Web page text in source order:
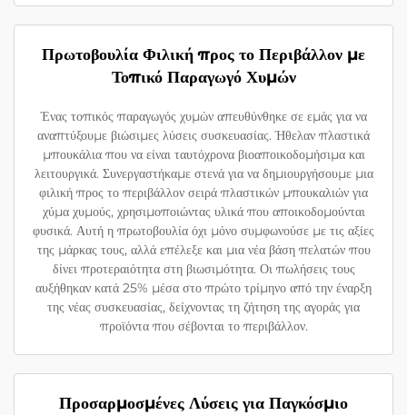
Πρωτοβουλία Φιλική προς το Περιβάλλον με
Τοπικό Παραγωγό Χυμών
Ένας τοπικός παραγωγός χυμών απευθύνθηκε σε εμάς για να
αναπτύξουμε βιώσιμες λύσεις συσκευασίας. Ήθελαν πλαστικά
μπουκάλια που να είναι ταυτόχρονα βιοαποικοδομήσιμα και
λειτουργικά. Συνεργαστήκαμε στενά για να δημιουργήσουμε μια
φιλική προς το περιβάλλον σειρά πλαστικών μπουκαλιών για
χύμα χυμούς, χρησιμοποιώντας υλικά που αποικοδομούνται
φυσικά. Αυτή η πρωτοβουλία όχι μόνο συμφωνούσε με τις αξίες
της μάρκας τους, αλλά επέλεξε και μια νέα βάση πελατών που
δίνει προτεραιότητα στη βιωσιμότητα. Οι πωλήσεις τους
αυξήθηκαν κατά 25% μέσα στο πρώτο τρίμηνο από την έναρξη
της νέας συσκευασίας, δείχνοντας τη ζήτηση της αγοράς για
προϊόντα που σέβονται το περιβάλλον.
Προσαρμοσμένες Λύσεις για Παγκόσμιο